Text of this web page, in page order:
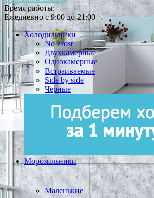
Время работы:
Ежедневно с 9:00 до 21:00
Холодильники
No Frost
Двухкамерные
Однокамерные
Встраиваемые
Side by side
Черные
Морозильники
Маленькие